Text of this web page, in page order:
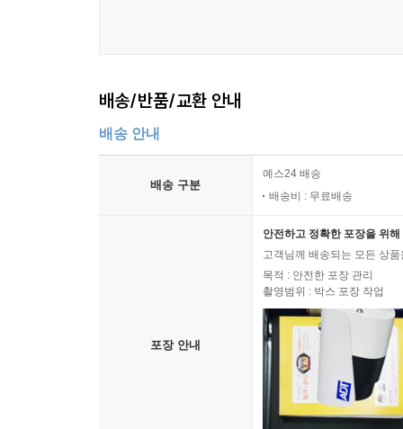
배송/반품/교환 안내
배송 안내
배송 구분
예스24 배송
배송비 : 무료배송
포장 안내
안전하고 정확한 포장을 위
고객님께 배송되는 모든 상
목적 : 안전한 포장 관리
촬영범위 : 박스 포장 작업